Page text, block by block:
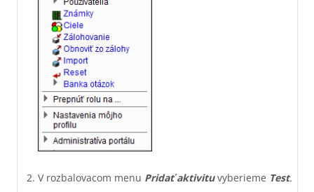
V rozbalovacom menu Pridať aktivituvyberieme Test.